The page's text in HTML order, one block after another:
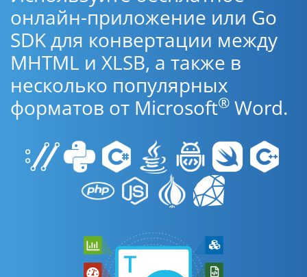
онлайн-приложение или Go
SDK для конвертации между
MHTML и XLSB, а также в
несколько популярных
форматов от Microsoft® Word.